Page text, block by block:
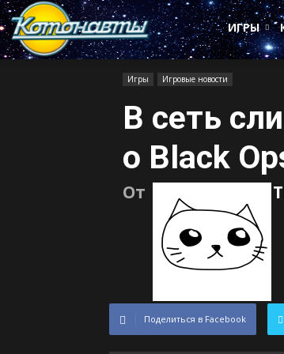
Котонавты
ИГРЫ
Игры Игровые новости
В сеть
о Black
От
Поделиться в Facebook